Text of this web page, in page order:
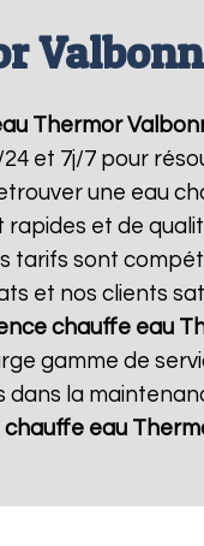
Thermor
et 7j/7 pour
une eau
rapides et de
tarifs sont
et nos clients
chauffe eau
gamme de
dans la
chauffe eau